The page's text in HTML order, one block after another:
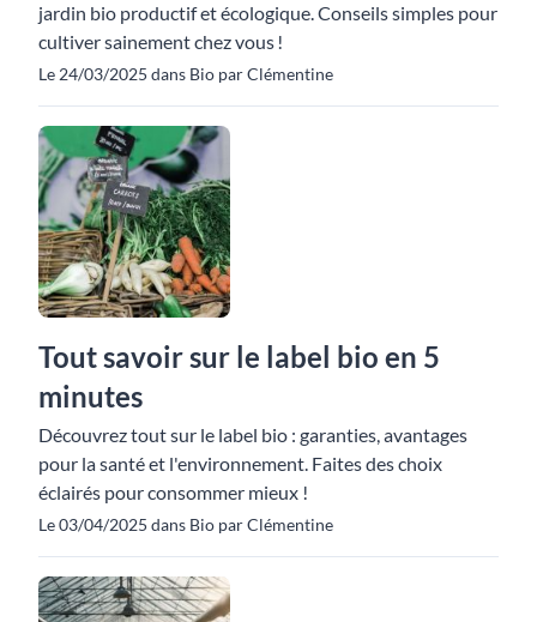
jardin bio productif et écologique. Conseils simples pour
cultiver sainement chez vous !
Le 24/03/2025 dans Bio par Clémentine
Tout savoir sur le label bio en 5
minutes
Découvrez tout sur le label bio : garanties, avantages
pour la santé et l'environnement. Faites des choix
éclairés pour consommer mieux !
Le 03/04/2025 dans Bio par Clémentine